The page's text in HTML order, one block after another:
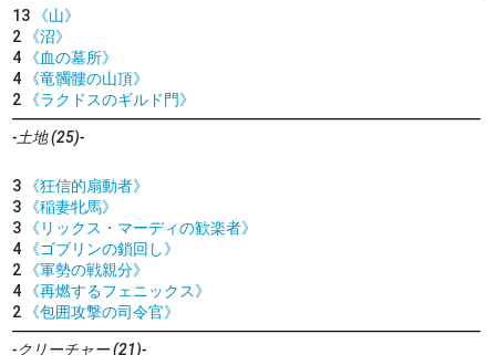
13
《山》
2
《沼》
4
《血の墓所》
4
《竜髑髏の山頂》
2
《ラクドスのギルド門》
-土地 (25)-
3
《狂信的扇動者》
3
《稲妻牝馬》
3
《リックス・マーディの歓楽者》
4
《ゴブリンの鎖回し》
2
《軍勢の戦親分》
4
《再燃するフェニックス》
2
《包囲攻撃の司令官》
-クリーチャー (21)-